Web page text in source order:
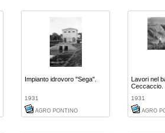
Impianto idrovoro "Sega".
1931
AGRO PONTINO
Lavori nel
Ceccaccio.
1931
AGRO